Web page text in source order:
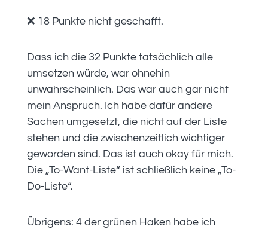
❌ 18 Punkte nicht geschafft.
Dass ich die 32 Punkte tatsächlich alle
umsetzen würde, war ohnehin
unwahrscheinlich. Das war auch gar nicht
mein Anspruch. Ich habe dafür andere
Sachen umgesetzt, die nicht auf der Liste
stehen und die zwischenzeitlich wichtiger
geworden sind. Das ist auch okay für mich.
Die „To-Want-Liste“ ist schließlich keine „To-
Do-Liste“.
Übrigens: 4 der grünen Haken habe ich